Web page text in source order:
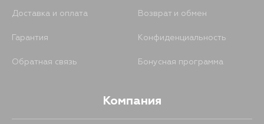
Доставка и оплата Возврат и обмен
Гарантия Конфиденциальность
Обратная связь Бонусная программа
Компания